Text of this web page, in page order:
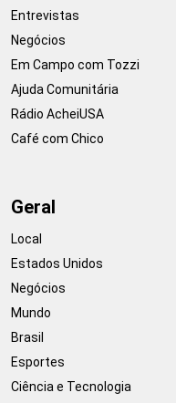
Entrevistas
Negócios
Em Campo com Tozzi
Ajuda Comunitária
Rádio AcheiUSA
Café com Chico
Geral
Local
Estados Unidos
Negócios
Mundo
Brasil
Esportes
Ciência e Tecnologia